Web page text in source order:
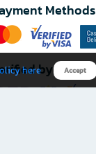
Methods
by
here Accept